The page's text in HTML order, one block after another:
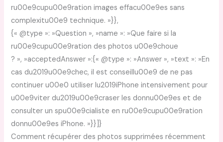
ru00e9cupu00e9ration images effacu00e9es sans
complexitu00e9 technique. »}},
{« @type »: »Question », »name »: »Que faire si la
ru00e9cupu00e9ration des photos u00e9choue
? », »acceptedAnswer »:{« @type »: »Answer », »text »: »En
cas du2019u00e9chec, il est conseillu00e9 de ne pas
continuer u00e0 utiliser lu2019iPhone intensivement pour
u00e9viter du2019u00e9craser les donnu00e9es et de
consulter un spu00e9cialiste en ru00e9cupu00e9ration
donnu00e9es iPhone. »}}]}
Comment récupérer des photos supprimées récemment